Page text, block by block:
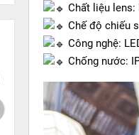
Chất liệu lens:
Chế độ chiếu
Công nghệ:
Chống nước: